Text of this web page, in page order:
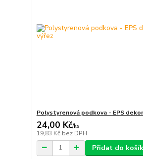
Polystyrenová podkova - EPS
24,00 Kč/ks
19,83 Kč bez DPH
Přidat do